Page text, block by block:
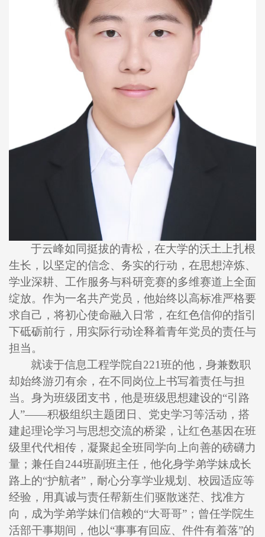
于云峰如同挺拔的青松，在大学的沃土上扎根
生长，以坚定的信念、务实的行动，在思想淬炼、
学业深耕、工作服务与科研竞赛的多维赛道上全面
绽放。作为一名共产党员，他始终以高标准严格要
求自己，将初心使命融入日常，在红色信仰的指引
下砥砺前行，用实际行动诠释着青年党员的责任与
担当。
就读于信息工程学院自221班的他，身兼数职
却始终游刃有余，在不同岗位上书写着责任与担
当。身为班级团支书，他是班级思想建设的“引路
人”——积极组织主题团日、党史学习等活动，搭
建起理论学习与思想交流的桥梁，让红色基因在班
级里代代相传，凝聚起全班同学向上向善的磅礴力
量；兼任自244班副班主任，他化身学弟学妹成长
路上的“护航者”，耐心分享学业规划、校园适应等
经验，用真诚与责任帮新生们驱散迷茫、找准方
向，成为学弟学妹们信赖的“大哥哥”；曾任学院生
活部干事期间，他以“事事有回应、件件有着落”的